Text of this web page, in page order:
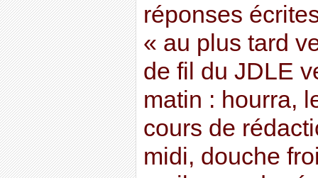
réponses
« au plus tard
de fil du JDLE
matin : hourra,
cours de
midi, douche